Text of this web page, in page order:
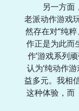
另一方面
老派动作游戏
然存在对“纯
作正是为此而
作’游戏系列
认为‘纯动作
益多元。我相
这种体验，而